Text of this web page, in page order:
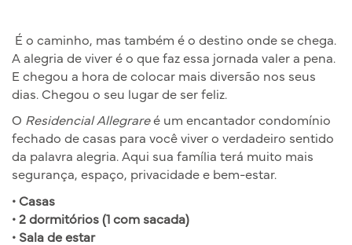
É o caminho, mas também é o destino onde se chega.
A alegria de viver é o que faz essa jornada valer a pena.
E chegou a hora de colocar mais diversão nos seus
dias. Chegou o seu lugar de ser feliz.
O Residencial Allegrareé um encantador condomínio
fechado de casas para você viver o verdadeiro sentido
da palavra alegria. Aqui sua família terá muito mais
segurança, espaço, privacidade e bem-estar.
• Casas
• 2 dormitórios (1 com sacada)
• Sala de estar